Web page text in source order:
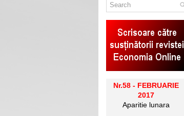
Nr.58 - FEBRUARIE
2017
Aparitie lunara